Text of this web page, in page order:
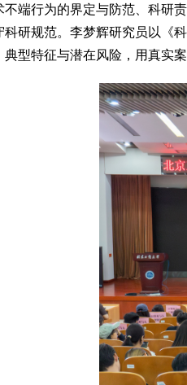
端行为的界定与防范、科研
研规范。李梦辉研究员以《
型特征与潜在风险，用真实